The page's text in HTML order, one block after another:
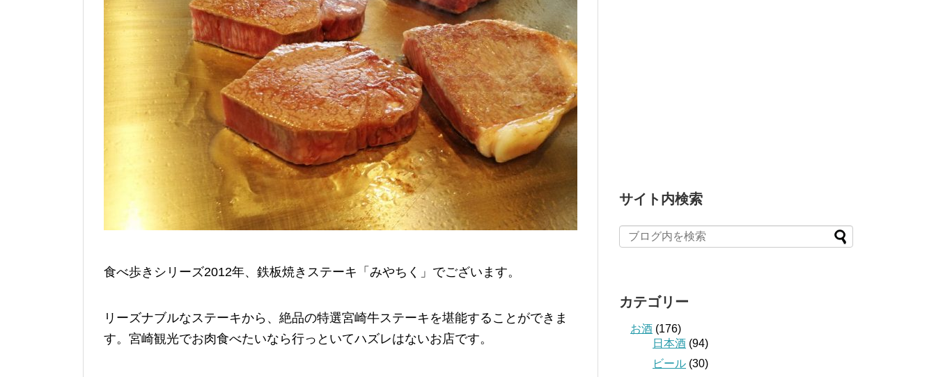
食べ歩きシリーズ2012年、鉄板焼きステーキ「みやちく」でございます。
リーズナブルなステーキから、絶品の特選宮崎牛ステーキを堪能することができま
す。宮崎観光でお肉食べたいなら行っといてハズレはないお店です。
サイト内検索
カテゴリー
お酒 (176)
日本酒 (94)
ビール (30)